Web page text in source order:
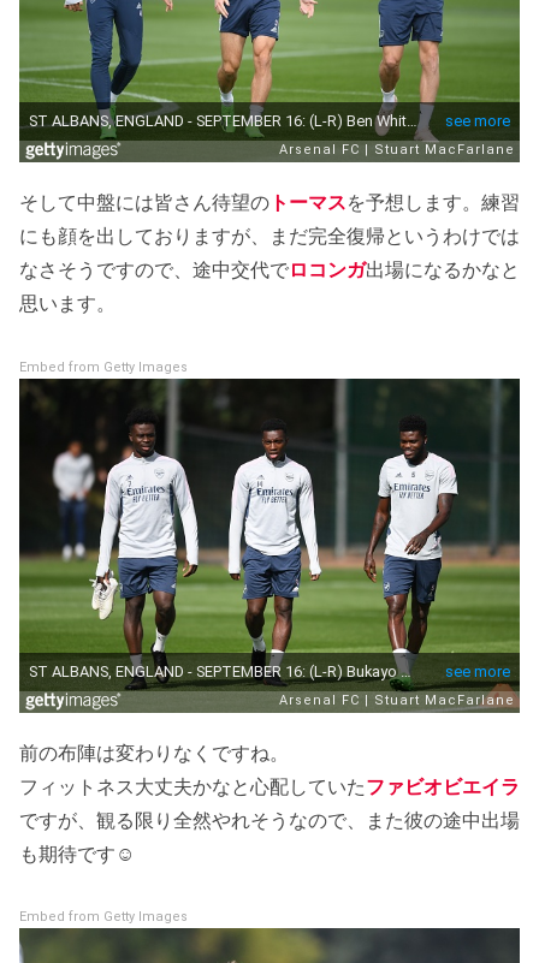
そして中盤には皆さん待望の トーマスを予想します。練習
にも顔を出しておりますが、まだ完全復帰というわけでは
なさそうですので、途中交代でロコンガ出場になるかなと
思います。
Embed from Getty Images
前の布陣は変わりなくですね。
フィットネス大丈夫かなと心配していたファビオビエイラ
ですが、観る限り全然やれそうなので、また彼の途中出場
も期待です☺
Embed from Getty Images